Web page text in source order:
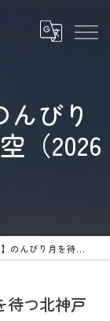
んびり
（2026
つ北神戸の夜空（2026年5月23日）
待つ北神戸